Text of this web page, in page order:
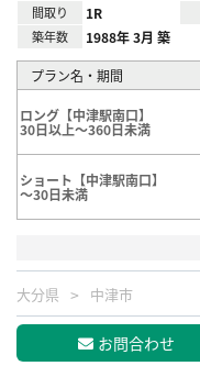
間取り 1R
築年数 1988年 3月 築
プラン名・期間
ロング【中津駅南口】
30日以上～360日未満
ショート【中津駅南口】
～30日未満
大分県 中津市
お問合わせ